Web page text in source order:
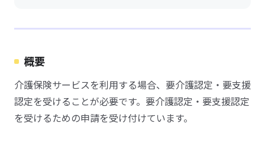
概要
介護保険サービスを利用する場合、要介護認定・要支援
認定を受けることが必要です。要介護認定・要支援認定
を受けるための申請を受け付けています。